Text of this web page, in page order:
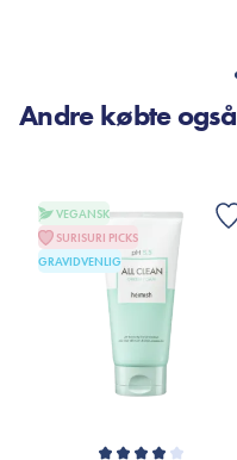
Andre købte også
VEGANSK
SURISURI PICKS
GRAVIDVENLIG